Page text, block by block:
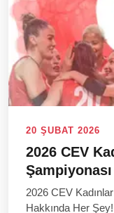
20 ŞUBAT 2026
2026 CEV
2026 CEV
Hakkında Her Şey! Voleybol dünyasının kalbi 2026